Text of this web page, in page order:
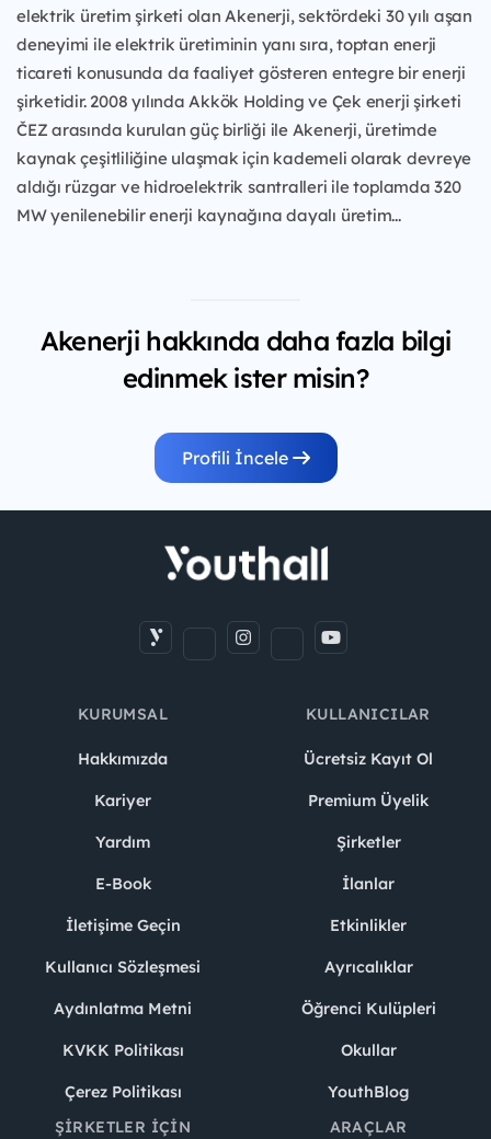
elektrik üretim şirketi olan Akenerji, sektördeki 30 yılı aşan
deneyimi ile elektrik üretiminin yanı sıra, toptan enerji
ticareti konusunda da faaliyet gösteren entegre bir enerji
şirketidir. 2008 yılında Akkök Holding ve Çek enerji şirketi
ČEZ arasında kurulan güç birliği ile Akenerji, üretimde
kaynak çeşitliliğine ulaşmak için kademeli olarak devreye
aldığı rüzgar ve hidroelektrik santralleri ile toplamda 320
MW yenilenebilir enerji kaynağına dayalı üretim...
Akenerji hakkında daha fazla bilgi
edinmek ister misin?
Profili İncele
KURUMSAL
Hakkımızda
Kariyer
Yardım
E-Book
İletişime Geçin
Kullanıcı Sözleşmesi
Aydınlatma Metni
KVKK Politikası
Çerez Politikası
KULLANICILAR
Ücretsiz Kayıt Ol
Premium Üyelik
Şirketler
İlanlar
Etkinlikler
Ayrıcalıklar
Öğrenci Kulüpleri
Okullar
YouthBlog
ŞIRKETLER İÇIN
ARAÇLAR